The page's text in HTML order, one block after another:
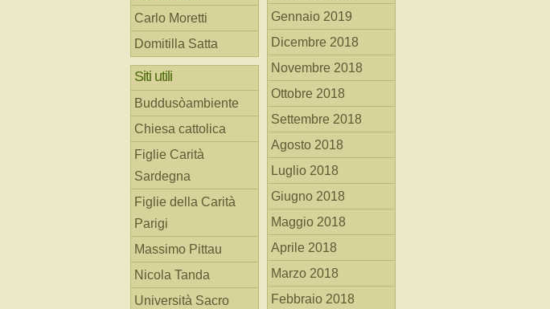
Carlo Moretti
Domitilla Satta
Siti utili
Buddusòambiente
Chiesa cattolica
Figlie Carità
Sardegna
Figlie della Carità
Parigi
Massimo Pittau
Nicola Tanda
Università Sacro
Gennaio 2019
Dicembre 2018
Novembre 2018
Ottobre 2018
Settembre 2018
Agosto 2018
Luglio 2018
Giugno 2018
Maggio 2018
Aprile 2018
Marzo 2018
Febbraio 2018